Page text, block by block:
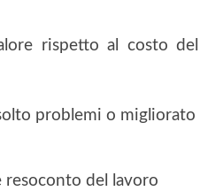
rispetto al costo del
problemi o migliorato
del lavoro